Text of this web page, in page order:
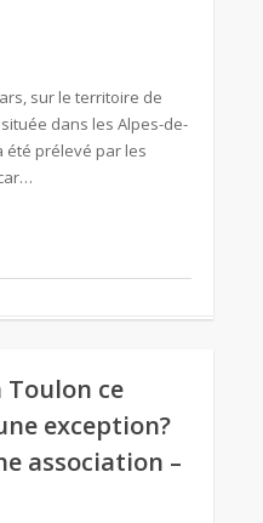
sur le territoire de
dans les Alpes-de-
été prélevé par les
Toulon ce
exception?
association –